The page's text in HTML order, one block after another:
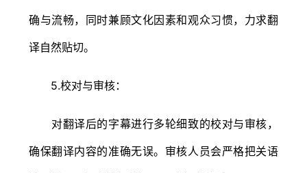
确与流畅，同时兼顾文化因素和观众习惯，力求翻
译自然贴切。
5.校对与审核：
对翻译后的字幕进行多轮细致的校对与审核，
确保翻译内容的准确无误。审核人员会严格把关语